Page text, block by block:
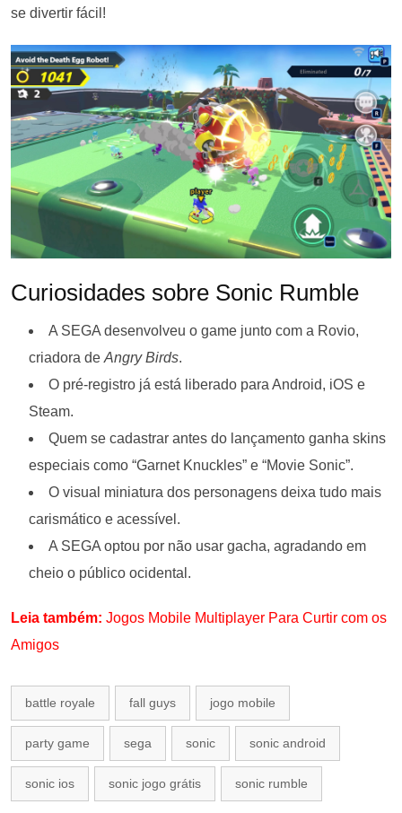
se divertir fácil!
Curiosidades sobre Sonic Rumble
A SEGA desenvolveu o game junto com a Rovio,
criadora deAngry Birds.
O pré-registro já está liberado para Android, iOS e
Steam.
Quem se cadastrar antes do lançamento ganha skins
especiais como “Garnet Knuckles” e “Movie Sonic”.
O visual miniatura dos personagens deixa tudo mais
carismático e acessível.
A SEGA optou por não usar gacha, agradando em
cheio o público ocidental.
Leia também: Jogos Mobile Multiplayer Para Curtir com os
Amigos
battle royale fall guys jogo mobile
party game sega sonic sonic android
sonic ios sonic jogo grátis sonic rumble